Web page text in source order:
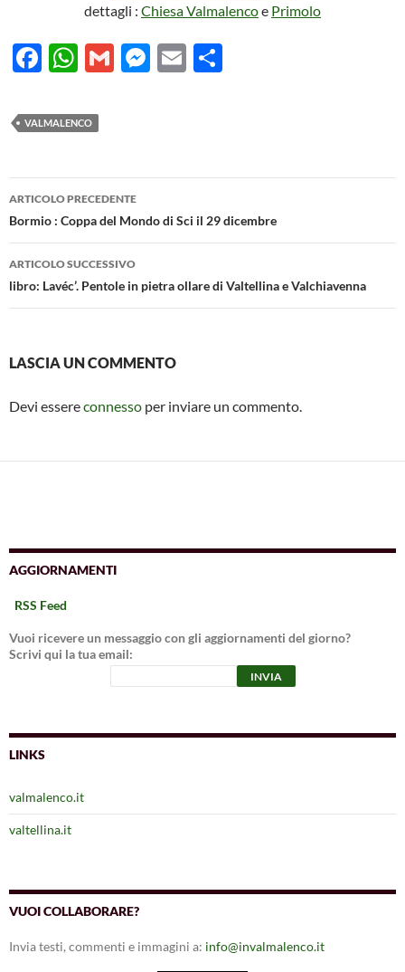
dettagli : Chiesa Valmalencoe Primolo
F
e
b
o
o
k
W
at
s
A
p
p
G
M
g
E
vi
VALMALENCO
Navigazione
articolo
ARTICOLO PRECEDENTE
Bormio : Coppa del Mondo di Sci il 29 dicembre
ARTICOLO SUCCESSIVO
libro: Lavéc’. Pentole in pietra ollare di Valtellina e Valchiavenna
LASCIA UN COMMENTO
Devi essereconnesso per inviare un commento.
AGGIORNAMENTI
RSS Feed
Vuoi ricevere un messaggio con gli aggiornamenti del giorno?
Scrivi qui la tua email:
LINKS
valmalenco.it
valtellina.it
VUOI COLLABORARE?
Invia testi, commenti e immagini a: info@invalmalenco.it